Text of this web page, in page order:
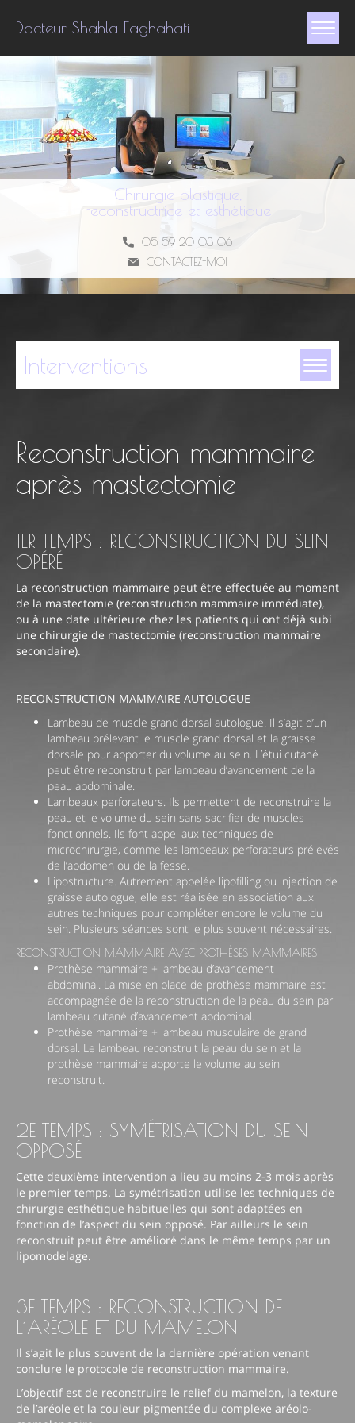
Docteur Shahla Faghahati
Chirurgie plastique,
reconstructrice et esthétique
05 59 20 03 06
CONTACTEZ-MOI
Interventions
Chirurgie esthétique du visage
Chirurgie mammaire
Chirurgie esthétique intime
Greffe capillaire
Chirurgie réparatrice du visage
Questions Fréquentes
Cabinet
Cliniques
Reconstruction mammaire
après mastectomie
1ER TEMPS : RECONSTRUCTION DU SEIN
OPÉRÉ
La reconstruction mammaire peut être effectuée au moment
de la mastectomie (reconstruction mammaire immédiate),
ou à une date ultérieure chez les patients qui ont déjà subi
une chirurgie de mastectomie (reconstruction mammaire
secondaire).
RECONSTRUCTION MAMMAIRE AUTOLOGUE
Lambeau de muscle grand dorsal autologue. Il s’agit d’un
lambeau prélevant le muscle grand dorsal et la graisse
dorsale pour apporter du volume au sein. L’étui cutané
peut être reconstruit par lambeau d’avancement de la
peau abdominale.
Lambeaux perforateurs. Ils permettent de reconstruire la
peau et le volume du sein sans sacrifier de muscles
fonctionnels. Ils font appel aux techniques de
microchirurgie, comme les lambeaux perforateurs prélevés
de l’abdomen ou de la fesse.
Lipostructure. Autrement appelée lipofilling ou injection de
graisse autologue, elle est réalisée en association aux
autres techniques pour compléter encore le volume du
sein. Plusieurs séances sont le plus souvent nécessaires.
RECONSTRUCTION MAMMAIRE AVEC PROTHÈSES MAMMAIRES
Prothèse mammaire + lambeau d’avancement
abdominal. La mise en place de prothèse mammaire est
accompagnée de la reconstruction de la peau du sein par
lambeau cutané d’avancement abdominal.
Prothèse mammaire + lambeau musculaire de grand
dorsal. Le lambeau reconstruit la peau du sein et la
prothèse mammaire apporte le volume au sein
reconstruit.
2E TEMPS : SYMÉTRISATION DU SEIN
OPPOSÉ
Cette deuxième intervention a lieu au moins 2-3 mois après
le premier temps. La symétrisation utilise les techniques de
chirurgie esthétique habituelles qui sont adaptées en
fonction de l’aspect du sein opposé. Par ailleurs le sein
reconstruit peut être amélioré dans le même temps par un
lipomodelage.
3E TEMPS : RECONSTRUCTION DE
L’ARÉOLE ET DU MAMELON
Il s’agit le plus souvent de la dernière opération venant
conclure le protocole de reconstruction mammaire.
L’objectif est de reconstruire le relief du mamelon, la texture
de l’aréole et la couleur pigmentée du complexe aréolo-